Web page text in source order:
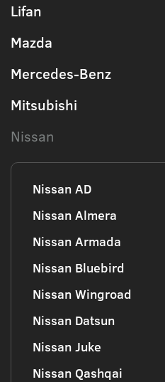
Lifan
Mazda
Mercedes-Benz
Mitsubishi
Nissan
Nissan AD
Nissan Almera
Nissan Armada
Nissan Bluebird
Nissan Wingroad
Nissan Datsun
Nissan Juke
Nissan Qashqai